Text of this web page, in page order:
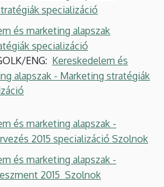
specializáció
és marketing alapszak
specializáció
ENG: Kereskedelem és
alapszak - Marketing stratégiák
és marketing alapszak -
2015 specializáció Szolnok
és marketing alapszak -
2015 Szolnok